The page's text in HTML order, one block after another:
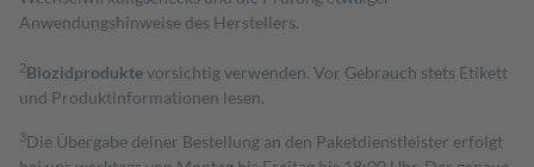
Anwendungshinweise des Herstellers.
2Biozidproduktevorsichtig verwenden. Vor Gebrauch stets Etikett
und Produktinformationen lesen.
3Die Übergabe deiner Bestellung an den Paketdienstleister erfolgt